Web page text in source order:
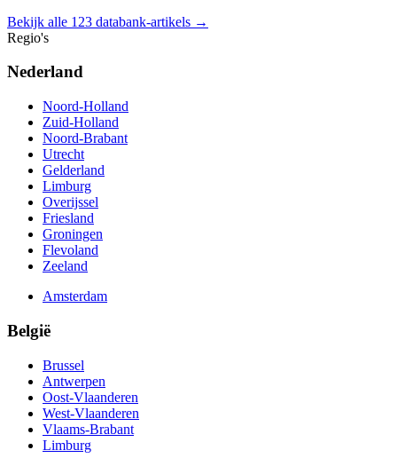
Bekijk alle 123 databank-artikels →
Regio's
Nederland
Noord-Holland
Zuid-Holland
Noord-Brabant
Utrecht
Gelderland
Limburg
Overijssel
Friesland
Groningen
Flevoland
Zeeland
Amsterdam
België
Brussel
Antwerpen
Oost-Vlaanderen
West-Vlaanderen
Vlaams-Brabant
Limburg